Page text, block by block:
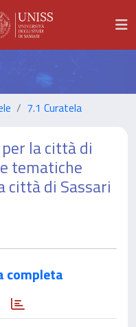
7.1 Curatela
la città di
tematiche
città di Sassari
completa